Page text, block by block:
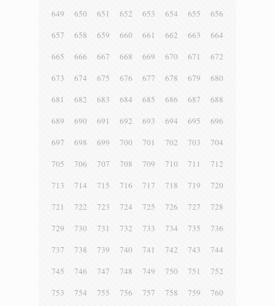
649
650 651 652 653 654 655
656
657
658 659 660 661 662 663
664
665
666 667 668 669 670 671
672
673
674 675 676 677 678 679
680
681
682 683 684 685 686 687
688
689
690 691 692 693 694 695
696
697
698 699 700 701 702 703
704
705
706 707 708 709 710 711
712
713
714 715 716 717 718 719
720
721
722 723 724 725 726 727
728
729
730 731 732 733 734 735
736
737
738 739 740 741 742 743
744
745
746 747 748 749 750 751
752
753
754 755 756 757 758 759
760